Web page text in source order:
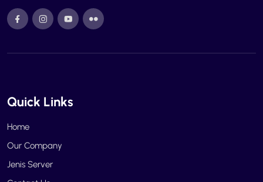
Quick Links
Home
Our Company
Jenis Server